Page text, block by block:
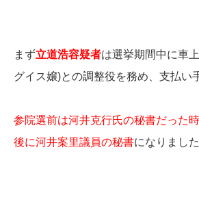
まず立道浩容疑者は選挙期間中に車
グイス嬢)との調整役を務め、支払い
参院選前は河井克行氏の秘書だった
後に河井案里議員の秘書になりました